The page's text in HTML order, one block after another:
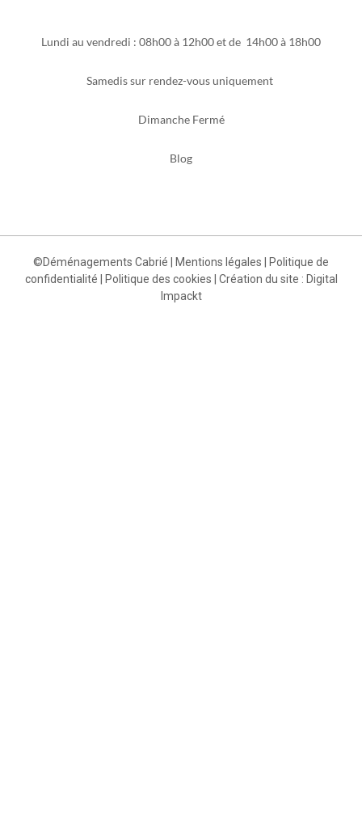
Lundi au vendredi : 08h00 à 12h00 et de 14h00 à 18h00
Samedis sur rendez-vous uniquement
Dimanche Fermé
Blog
©Déménagements Cabrié | Mentions légales | Politique de
confidentialité | Politique des cookies | Création du site : Digital
Impackt